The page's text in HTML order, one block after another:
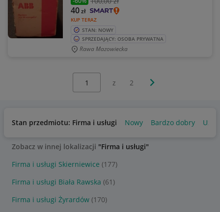
KUP TERAZ
40zł
STAN: NOWY
SPRZEDAJĄCY: OSOBA PRYWATNA
Rawa Mazowiecka
z 2 Następna strona
Stan przedmiotu: Firma i usługi Nowy Bardzo dobry
Zobacz w innej lokalizacji "Firma i usługi"
Firma i usługi Skierniewice (177)
Firma i usługi Biała Rawska (61)
Firma i usługi Żyrardów (170)